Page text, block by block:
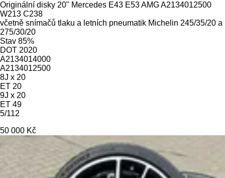
Originální disky 20" Mercedes E43 E53 AMG A2134012500
W213 C238
včetně snímačů tlaku a letních pneumatik Michelin 245/35/20 a
275/30/20
Stav 85%
DOT 2020
A2134014000
A2134012500
8J x 20
ET 20
9J x 20
ET 49
5/112
50 000 Kč